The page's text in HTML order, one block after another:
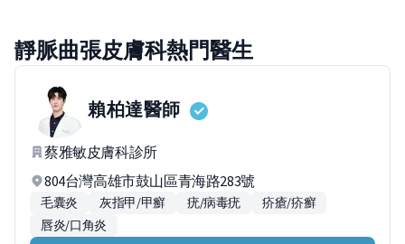
靜脈曲張皮膚科熱門醫生
賴柏達醫師
蔡雅敏皮膚科診所
804台灣高雄市鼓山區青海路283號
毛囊炎 灰指甲/甲癬 疣/病毒疣
疥瘡/疥癬
唇炎/口角炎